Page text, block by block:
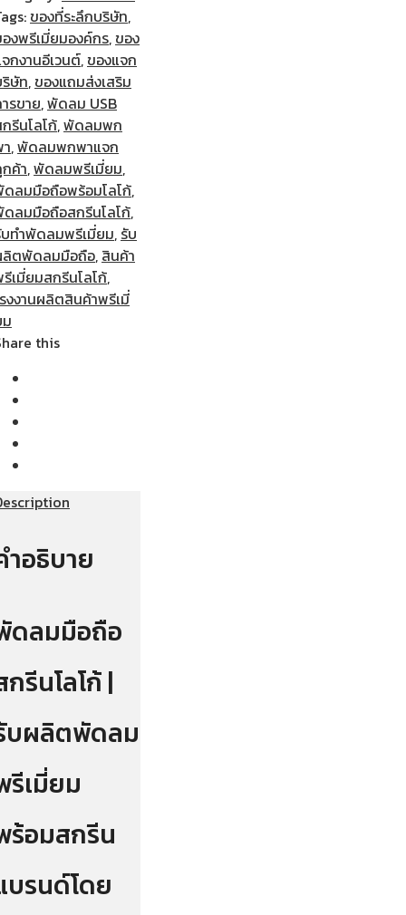
ของที่ระลึกบริษัท,
งพรีเมี่ยมองค์กร, ของ
กงานอีเวนต์, ของแจก
ษัท, ของแถมส่งเสริม
รขาย,พัดลม USB
รีนโลโก้,พัดลมพก
,พัดลมพกพาแจก
ค้า,พัดลมพรีเมี่ยม,
ลมมือถือพร้อมโลโก้,
ลมมือถือสกรีนโลโก้,
ทำพัดลมพรีเมี่ยม, รับ
ตพัดลมมือถือ, สินค้า
เมี่ยมสกรีนโลโก้,
งงานผลิตสินค้าพรีเมี่
this
ำอธิบาย
ดลมมือถือ
รีนโลโก้ |
บผลิตพัดลม
รีเมี่ยม
ร้อมสกรีน
บรนด์โดย